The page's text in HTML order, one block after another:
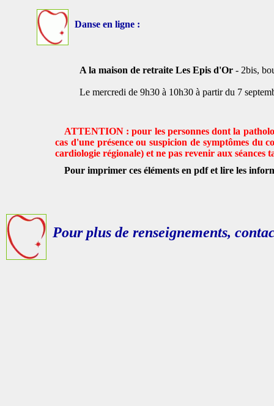
Danse en ligne :
A la maison de retraite Les Epis d'Or - 2bis,
Le mercredi de 9h30 à 10h30 à partir du 7
ATTENTION : pour les personnes dont la
cas d'une présence ou suspicion de symptômes
cardiologie régionale) et ne pas revenir aux
Pour imprimer ces éléments en pdf et lire les
Pour plus de renseignements,